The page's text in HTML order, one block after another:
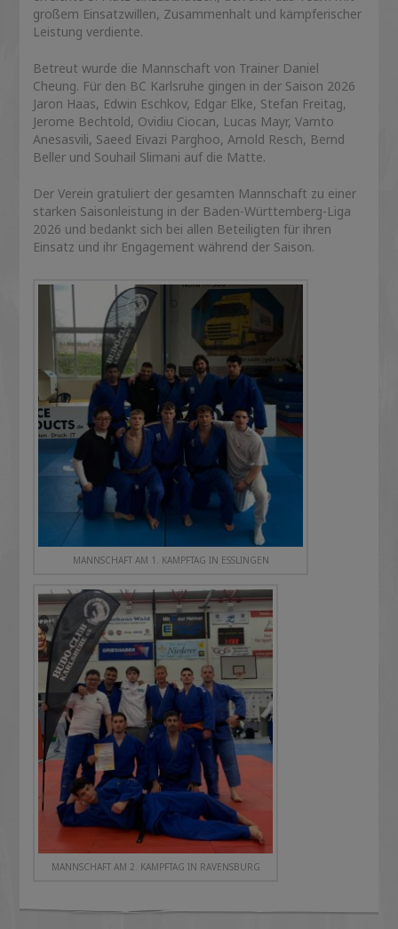
großem Einsatzwillen, Zusammenhalt und kämpferischer
Leistung verdiente.
Betreut wurde die Mannschaft von Trainer Daniel
Cheung. Für den BC Karlsruhe gingen in der Saison 2026
Jaron Haas, Edwin Eschkov, Edgar Elke, Stefan Freitag,
Jerome Bechtold, Ovidiu Ciocan, Lucas Mayr,Varnto
Anesasvili, Saeed Eivazi Parghoo,Arnold Resch, Bernd
Beller und Souhail Slimani auf die Matte.
Der Verein gratuliert der gesamten Mannschaft zu einer
starken Saisonleistung in der Baden-Württemberg-Liga
2026 und bedankt sich bei allen Beteiligten für ihren
Einsatz und ihr Engagement während der Saison.
MANNSCHAFT AM 1. KAMPFTAG IN ESSLINGEN
MANNSCHAFT AM 2. KAMPFTAG IN RAVENSBURG